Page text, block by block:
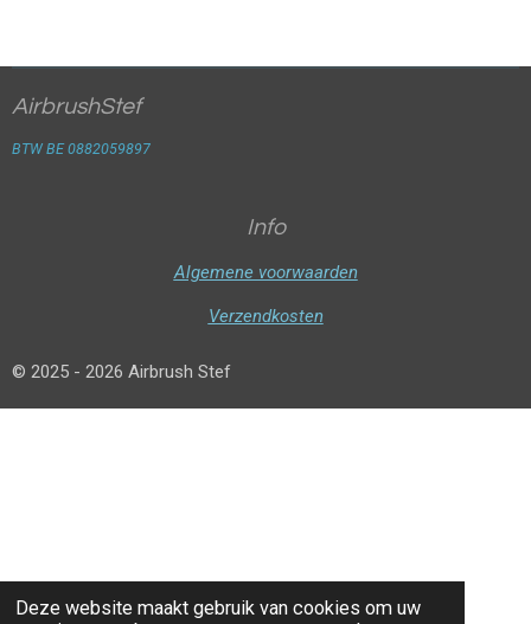
Deze website maakt gebruik van cookies om uw
AirbrushStef
BTW BE 0882059897
Info
Algemene voorwaarden
Verzendkosten
© 2025 - 2026 Airbrush Stef